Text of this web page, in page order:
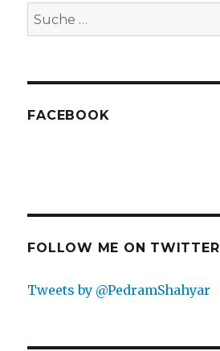
Suche
nach:
FACEBOOK
FOLLOW ME ON TWITTER
Tweets by @PedramShahyar